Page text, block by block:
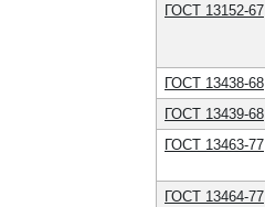
ГОСТ 13152-67
ГОСТ 13438-68
ГОСТ 13439-68
ГОСТ 13463-77
ГОСТ 13464-77